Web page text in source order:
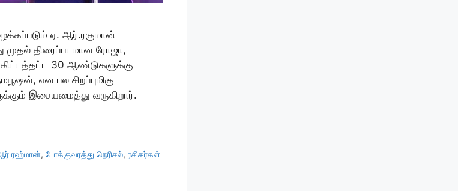
ஏ. ஆர்.ரகுமான்
திரைப்படமான ரோஜா,
30 ஆண்டுகளுக்கு
என பல சிறப்புமிகு
இசையமைத்து வருகிறார்.
ரஹ்மான்,போக்குவரத்து நெரிசல்,ரசிகர்கள்